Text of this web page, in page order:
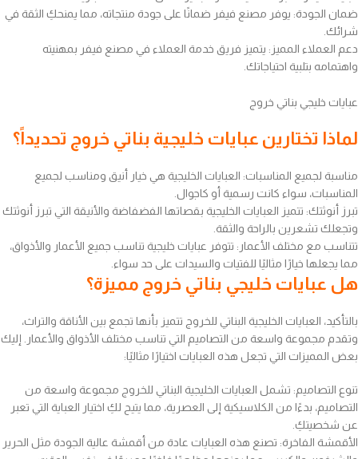
ضمان الجودة: يوفر مصنع فيفر ضمانًا على جودة منتجاته، مما يمنحكِ الثقة في
شرائك.
دعم العملاء المميز: يتميز فريق خدمة العملاء في مصنع فيفر بمهنيته
واهتمامه بتلبية احتياجاتك.
عبايات خليجي بناتي خروج
لماذا تختارين عبايات خليجية بناتي خروج تحديداً؟
مناسبة لجميع المناسبات: العبايات الخليجية هي خيار أنيق ومناسب لجميع
المناسبات، سواء كانت رسمية أو كاجوال.
تبرز أنوثتك: تتميز العبايات الخليجية بقصاتها الفضفاضة والأنيقة التي تبرز أنوثتك
وتجعلك تشعرين بالراحة والثقة.
تتناسب مع مختلف الأعمار: تتوفر عبايات خليجية تناسب جميع الأعمار والأذواق،
مما يجعلها خيارًا مثاليًا للفتيات والسيدات على حد سواء.
هل عبايات خليجي بناتي خروج مميزة؟
بالتأكيد، العبايات الخليجية البناتي للخروج تتميز بأنها تجمع بين الأناقة والتراث،
وتقدم مجموعة واسعة من التصاميم التي تناسب مختلف الأذواق والأعمار. إليك
بعض المميزات التي تجعل هذه العبايات اختيارًا مثاليًا:
تنوع التصاميم: تشمل العبايات الخليجية البناتي للخروج مجموعة واسعة من
التصاميم، بدءًا من الكلاسيكية إلى العصرية، مما يتيح لكِ اختيار العباية التي تعبر
عن شخصيتكِ.
الأقمشة الفاخرة: تصنع هذه العبايات عادة من أقمشة عالية الجودة مثل الحرير